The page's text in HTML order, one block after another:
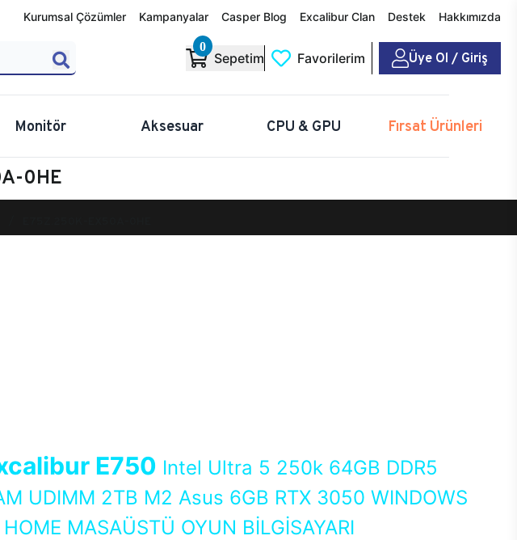
Kurumsal Çözümler Kampanyalar Casper Blog Excalibur Clan Destek Hakkımızda
0
Sepetim Favorilerim Üye Ol / Giriş
Monitör Aksesuar CPU & GPU Fırsat Ürünleri
0HE
E750 Intel Ultra 5 250k 64GB DDR5
UDIMM 2TB M2 Asus 6GB RTX 3050 WINDOWS
HOME MASAÜSTÜ OYUN BİLGİSAYARI